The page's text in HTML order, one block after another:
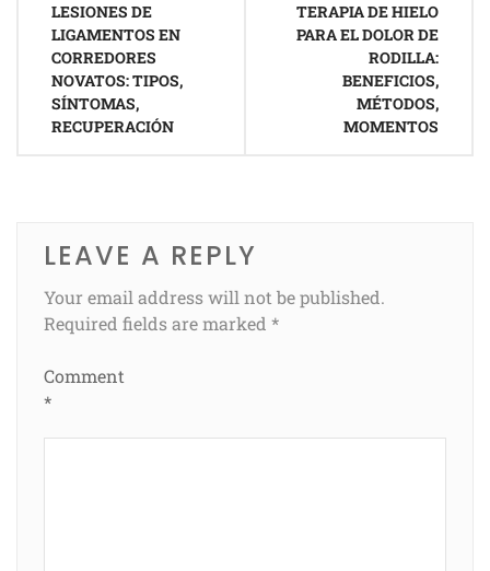
navigation
LESIONES DE
LIGAMENTOS EN
CORREDORES
NOVATOS: TIPOS,
SÍNTOMAS,
RECUPERACIÓN
TERAPIA DE HIELO
PARA EL DOLOR DE
RODILLA:
BENEFICIOS,
MÉTODOS,
MOMENTOS
LEAVE A REPLY
Your email address will not be published.
Required fields are marked *
Comment
*